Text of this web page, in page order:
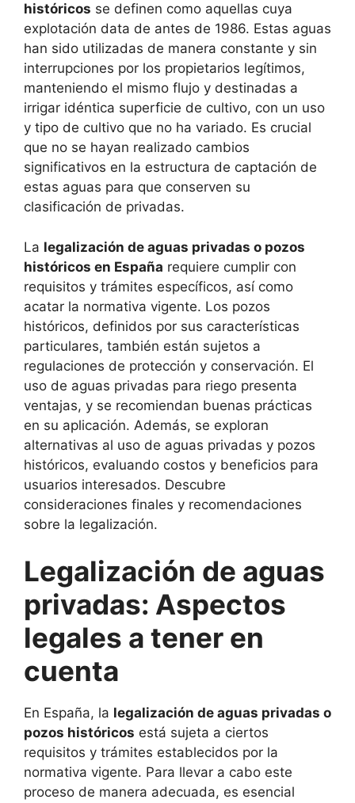
históricos se definen como aquellas cuya
explotación data de antes de 1986. Estas aguas
han sido utilizadas de manera constante y sin
interrupciones por los propietarios legítimos,
manteniendo el mismo flujo y destinadas a
irrigar idéntica superficie de cultivo, con un uso
y tipo de cultivo que no ha variado. Es crucial
que no se hayan realizado cambios
significativos en la estructura de captación de
estas aguas para que conserven su
clasificación de privadas.
La legalización de aguas privadas o pozos
históricos en España requiere cumplir con
requisitos y trámites específicos, así como
acatar la normativa vigente. Los pozos
históricos, definidos por sus características
particulares, también están sujetos a
regulaciones de protección y conservación. El
uso de aguas privadas para riego presenta
ventajas, y se recomiendan buenas prácticas
en su aplicación. Además, se exploran
alternativas al uso de aguas privadas y pozos
históricos, evaluando costos y beneficios para
usuarios interesados. Descubre
consideraciones finales y recomendaciones
sobre la legalización.
Legalización de aguas
privadas: Aspectos
legales a tener en
cuenta
En España, la legalización de aguas privadas o
pozos históricos está sujeta a ciertos
requisitos y trámites establecidos por la
normativa vigente. Para llevar a cabo este
proceso de manera adecuada, es esencial